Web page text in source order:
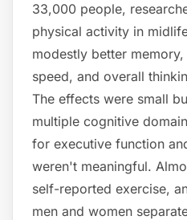
33,000 people,
physical activity in
modestly better
speed, and overall
The effects were small
multiple cognitive
for executive function
weren't meaningful.
self-reported exercise,
men and women